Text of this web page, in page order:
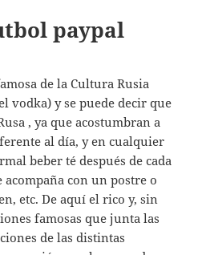
paypal
de la Cultura Rusia
vodka) y se puede decir que
, ya que acostumbran a
al día, y en cualquier
beber té después de cada
acompaña con un postre o
etc. De aquí el rico y, sin
famosas que junta las
de las distintas